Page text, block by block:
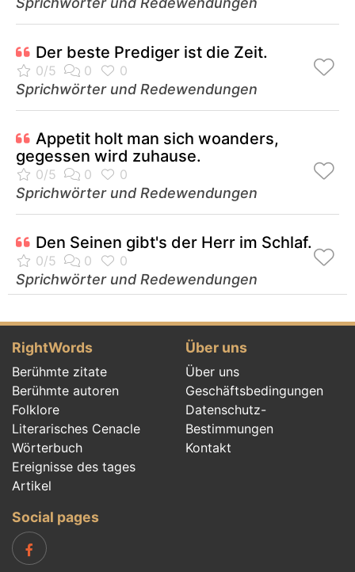
Der beste Prediger ist die Zeit.
Sprichwörter und Redewendungen
Appetit holt man sich woanders,
gegessen wird zuhause.
Sprichwörter und Redewendungen
Den Seinen gibt's der Herr im Schlaf.
Sprichwörter und Redewendungen
RightWords
Berühmte zitate
Berühmte autoren
Folklore
Literarisches Cenacle
Wörterbuch
Ereignisse des tages
Artikel
Über uns
Über uns
Geschäftsbedingungen
Datenschutz-
Bestimmungen
Kontakt
Social pages